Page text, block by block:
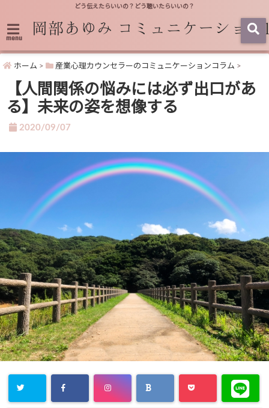
どう伝えたらいいの？どう聴いたらいいの？
menu
ホーム > 産業心理カウンセラーのコミュニケーションコラム >
【人間関係の悩みには必ず出口があ
る】未来の姿を想像する
2020/09/07